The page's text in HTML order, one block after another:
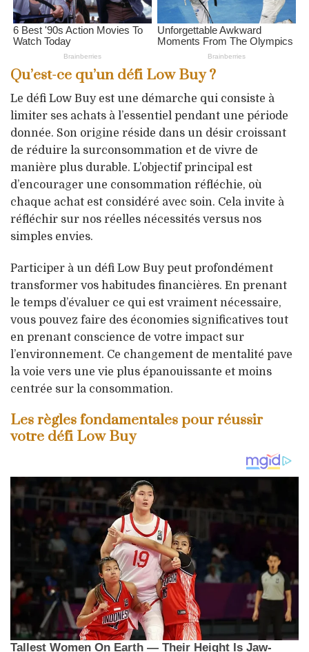
Qu’est-ce qu’un défi Low Buy ?
Le défi Low Buy est une démarche qui consiste à
limiter ses achats à l’essentiel pendant une période
donnée. Son origine réside dans un désir croissant
de réduire la surconsommation et de vivre de
manière plus durable. L’objectif principal est
d’encourager une consommation réfléchie, où
chaque achat est considéré avec soin. Cela invite à
réfléchir sur nos réelles nécessités versus nos
simples envies.
Participer à un défi Low Buy peut profondément
transformer vos habitudes financières. En prenant
le temps d’évaluer ce qui est vraiment nécessaire,
vous pouvez faire des économies significatives tout
en prenant conscience de votre impact sur
l’environnement. Ce changement de mentalité pave
la voie vers une vie plus épanouissante et moins
centrée sur la consommation.
Les règles fondamentales pour réussir
votre défi Low Buy